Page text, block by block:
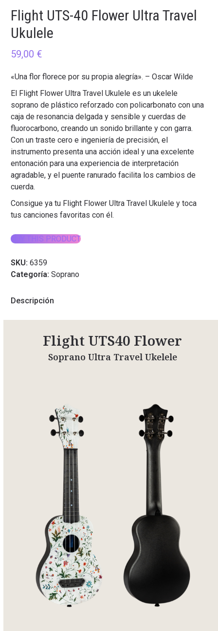
Flight UTS-40 Flower Ultra Travel
Ukulele
59,00 €
«Una flor florece por su propia alegría». – Oscar Wilde
El Flight Flower Ultra Travel Ukulele es un ukelele
soprano de plástico reforzado con policarbonato con una
caja de resonancia delgada y sensible y cuerdas de
fluorocarbono, creando un sonido brillante y con garra.
Con un traste cero e ingeniería de precisión, el
instrumento presenta una acción ideal y una excelente
entonación para una experiencia de interpretación
agradable, y el puente ranurado facilita los cambios de
cuerda.
Consigue ya tu Flight Flower Ultra Travel Ukulele y toca
tus canciones favoritas con él.
BUY THIS PRODUCT
SKU:6359
Categoría:Soprano
Descripción
Flight UTS40 Flower
Soprano Ultra Travel Ukelele